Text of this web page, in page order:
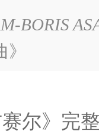
BORIS
尔》完